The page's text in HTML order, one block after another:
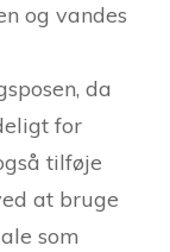
og vandes
da
for
tilføje
at bruge
som